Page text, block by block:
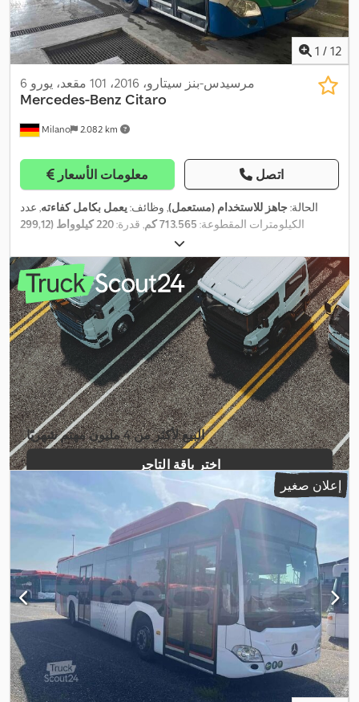
1 / 12
Milano 2.082 km
مرسيدس-بنز سيتارو، 2016، 101 مقعد، يورو 6
Mercedes-Benz Citaro
معلومات الأسعار اتصل
الحالة:جاهز للاستخدام (مستعمل), وظائف:يعمل بكامل كفاءته, عدد
الكيلومترات المقطوعة: 713.565 كم , قدرة:
220 كيلوواط (299,12
, نوع الوقود:
أماكن الوقوف:60, نوع التروس:تلقائي, تكوين المحور:محورين, الفحص
القادم (TÜV): 10/2026 , فئة الانبعاثات: يورو 6 , مقاس الإطار: 275/70
R22.5
, الطول الكلي:12.170 مم , العرض الكلي:2.550 مم
, الارتفاع الكلي:
3.500 مم
, معدات:تكييف الهواء, سخان التدفئة أثناء التوقف, ملائم لذوي
الاحتياجات الخاصة, نظام التحكم في الجر, نظام الفرامل المانعة للانغلاق
(ABS),
البيع لأكثر من 4 مليون مهتم شهريًا
اختر باقة التاجر
إنشاء إعلان فردي
إعلان صغير